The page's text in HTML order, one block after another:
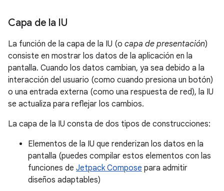
Capa de la IU
La función de la capa de la IU (o capa de presentación)
consiste en mostrar los datos de la aplicación en la
pantalla. Cuando los datos cambian, ya sea debido a la
interacción del usuario (como cuando presiona un botón)
o una entrada externa (como una respuesta de red), la IU
se actualiza para reflejar los cambios.
La capa de la IU consta de dos tipos de construcciones:
Elementos de la IU que renderizan los datos en la
pantalla (puedes compilar estos elementos con las
funciones de Jetpack Compose para admitir
diseños adaptables)